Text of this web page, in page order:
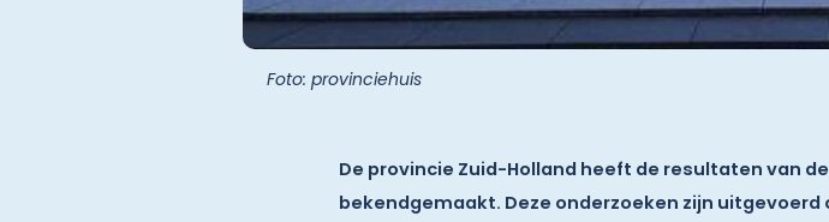
Foto: provinciehuis
De provincie Zuid-Holland heeft de resultaten van
bekendgemaakt. Deze onderzoeken zijn